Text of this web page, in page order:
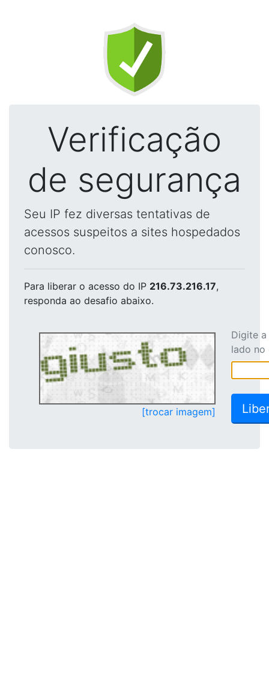
Verificação
de segurança
Seu IP fez diversas tentativas de
acessos suspeitos a sites hospedados
conosco.
Para liberar o acesso do IP 216.73.216.17,
responda ao desafio abaixo.
[trocar imagem]
Digite
lado no